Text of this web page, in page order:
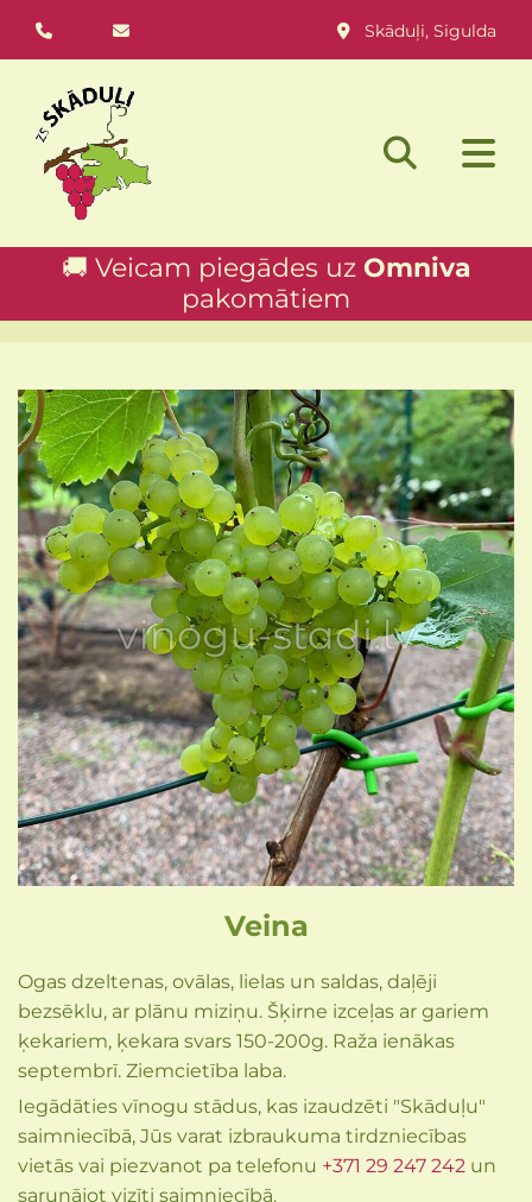
  Skāduļi, Sigulda
🚚 Veicam piegādes uz Omniva
pakomātiem
Veina
Ogas dzeltenas, ovālas, lielas un saldas, daļēji
bezsēklu, ar plānu miziņu. Šķirne izceļas ar gariem
ķekariem, ķekara svars 150-200g. Raža ienākas
septembrī. Ziemcietība laba.
Iegādāties vīnogu stādus, kas izaudzēti "Skāduļu"
saimniecībā, Jūs varat izbraukuma tirdzniecības
vietās vai piezvanot pa telefonu +371 29 247 242 un
sarunājot vizīti saimniecībā.